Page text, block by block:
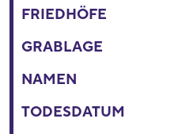
FRIEDHÖFE
GRABLAGE
NAMEN
TODESDATUM